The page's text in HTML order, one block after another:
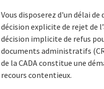
Vous disposerez d'un délai
décision explicite de rejet de
décision implicite de refus
documents administratifs
de la CADA constitue une
recours contentieux.